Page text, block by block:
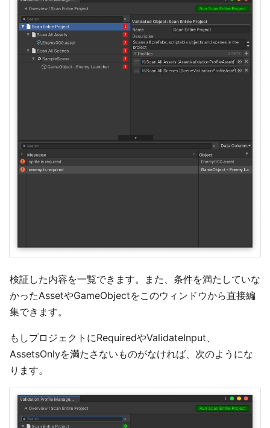
検証した内容を一覧できます。また、条件を満たしていな
かったAssetやGameObjectをこのウィンドウから直接編
集できます。
もしプロジェクトにRequiredやValidateInput、
AssetsOnlyを満たさないものがなければ、次のようにな
ります。